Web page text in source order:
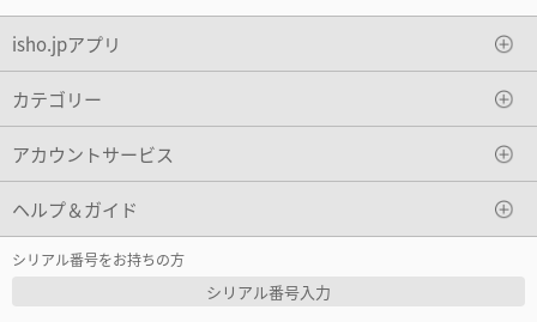
isho.jpアプリ
カテゴリー
アカウントサービス
ヘルプ＆ガイド
シリアル番号をお持ちの方
シリアル番号入力